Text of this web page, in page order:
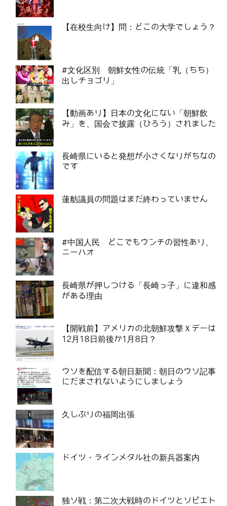
【在校生向け】問：どこの大学でしょう？
#文化区別 朝鮮女性の伝統「乳（ちち）
出しチョゴリ」
【動画あり】日本の文化にない「朝鮮飲
み」を、国会で披露（ひろう）されました
長崎県にいると発想が小さくなりがちなの
です
蓮舫議員の問題はまだ終わっていません
#中国人民 どこでもウンチの習性あり、
ニーハオ
長崎県が押しつける「長崎っ子」に違和感
がある理由
【開戦前】アメリカの北朝鮮攻撃Ｘデーは
12月18日前後か1月8日？
ウソを配信する朝日新聞：朝日のウソ記事
にだまされないようにしましょう
久しぶりの福岡出張
ドイツ・ラインメタル社の新兵器案内
独ソ戦：第二次大戦時のドイツとソビエト